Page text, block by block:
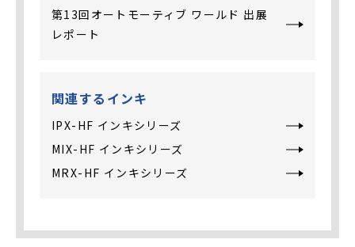
第13回オートモーティブ ワールド 出展
レポート
関連するインキ
IPX-HF インキシリーズ
MIX-HF インキシリーズ
MRX-HF インキシリーズ